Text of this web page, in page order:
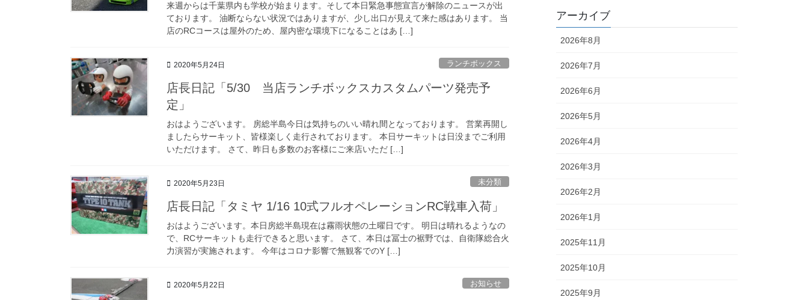
来週からは千葉県内も学校が始まります。そして本日緊急事態宣言が解除のニュースが出
ております。 油断ならない状況ではありますが、少し出口が見えて来た感はあります。 当
店のRCコースは屋外のため、屋内密な環境下になることはあ […]
2020年5月24日 ランチボックス
店長日記「5/30 当店ランチボックスカスタムパーツ発売予
定」
おはようございます。 房総半島今日は気持ちのいい晴れ間となっております。 営業再開し
ましたらサーキット、皆様楽しく走行されております。 本日サーキットは日没までご利用
いただけます。 さて、昨日も多数のお客様にご来店いただ […]
2020年5月23日 未分類
店長日記「タミヤ 1/16 10式フルオペレーションRC戦車入荷」
おはようございます。本日房総半島現在は霧雨状態の土曜日です。 明日は晴れるようなの
で、RCサーキットも走行できると思います。 さて、本日は冨士の裾野では、自衛隊総合火
力演習が実施されます。 今年はコロナ影響で無観客でのY […]
2020年5月22日 お知らせ
アーカイブ
2026年8月
2026年7月
2026年6月
2026年5月
2026年4月
2026年3月
2026年2月
2026年1月
2025年11月
2025年10月
2025年9月